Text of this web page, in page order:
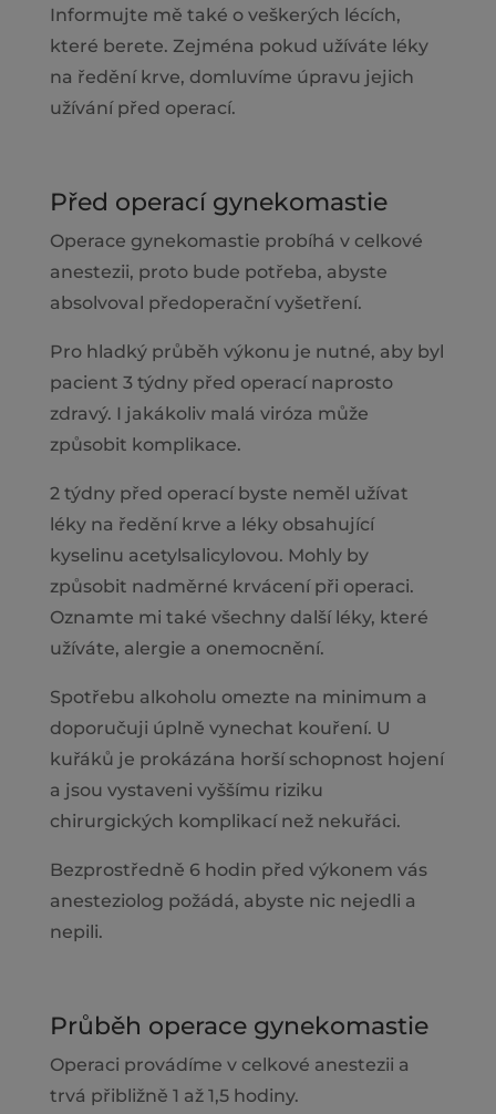
Informujte mě také o veškerých lécích,
které berete. Zejména pokud užíváte léky
na ředění krve, domluvíme úpravu jejich
užívání před operací.
Před operací gynekomastie
Operace gynekomastie probíhá v celkové
anestezii, proto bude potřeba, abyste
absolvoval předoperační vyšetření.
Pro hladký průběh výkonu je nutné, aby byl
pacient 3 týdny před operací naprosto
zdravý. I jakákoliv malá viróza může
způsobit komplikace.
2 týdny před operací byste neměl užívat
léky na ředění krve a léky obsahující
kyselinu acetylsalicylovou. Mohly by
způsobit nadměrné krvácení při operaci.
Oznamte mi také všechny další léky, které
užíváte, alergie a onemocnění.
Spotřebu alkoholu omezte na minimum a
doporučuji úplně vynechat kouření. U
kuřáků je prokázána horší schopnost hojení
a jsou vystaveni vyššímu riziku
chirurgických komplikací než nekuřáci.
Bezprostředně 6 hodin před výkonem vás
anesteziolog požádá, abyste nic nejedli a
nepili.
Průběh operace gynekomastie
Operaci provádíme v celkové anestezii a
trvá přibližně 1 až 1,5 hodiny.